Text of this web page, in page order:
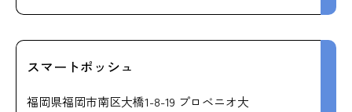
スマートポッシュ
福岡県福岡市南区大橋1-8-19 プロベニオ大